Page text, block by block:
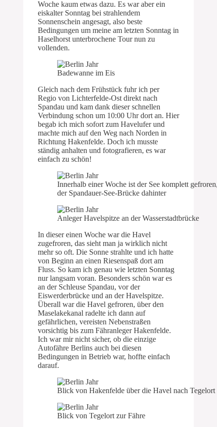
Woche kaum etwas dazu. Es war aber ein
eiskalter Sonntag bei strahlendem
Sonnenschein angesagt, also beste
Bedingungen um meine am letzten Sonntag in
Haselhorst unterbrochene Tour nun zu
vollenden.
Badewanne im Eis
Gleich nach dem Frühstück fuhr ich per
Regio von Lichterfelde-Ost direkt nach
Spandau und kam dank dieser schnellen
Verbindung schon um 10:00 Uhr dort an. Hier
begab ich mich sofort zum Havelufer und
machte mich auf den Weg nach Norden in
Richtung Hakenfelde. Doch ich musste
ständig anhalten und fotografieren, es war
einfach zu schön!
Innerhalb einer Woche ist der See komplett
der Spandauer-See-Brücke dahinter
Anleger Havelspitze an der Wasserstadtbrücke
In dieser einen Woche war die Havel
zugefroren, das sieht man ja wirklich nicht
mehr so oft. Die Sonne strahlte und ich hatte
von Beginn an einen Riesenspaß dort am
Fluss. So kam ich genau wie letzten Sonntag
nur langsam voran. Besonders schön war es
an der Schleuse Spandau, vor der
Eiswerderbrücke und an der Havelspitze.
Überall war die Havel gefroren, über den
Maselakekanal radelte ich dann auf
gefährlichen, vereisten Nebenstraßen
vorsichtig bis zum Fähranleger Hakenfelde.
Ich war mir nicht sicher, ob die einzige
Autofähre Berlins auch bei diesen
Bedingungen in Betrieb war, hoffte einfach
darauf.
Blick von Hakenfelde über die Havel nach Tegelort
Blick von Tegelort zur Fähre